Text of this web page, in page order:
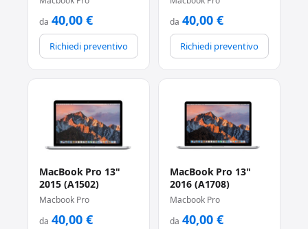
da 40,00 €
Richiedi preventivo
da 40,00 €
Richiedi preventivo
MacBook Pro 13"
2015 (A1502)
Macbook Pro
da 40,00 €
MacBook Pro 13"
2016 (A1708)
Macbook Pro
da 40,00 €